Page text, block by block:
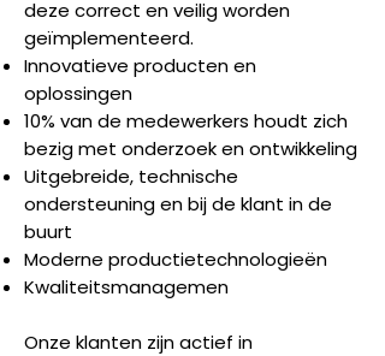
deze correct en veilig worden
geïmplementeerd.
Innovatieve producten en
oplossingen
10% van de medewerkers houdt zich
bezig met onderzoek en ontwikkeling
Uitgebreide, technische
ondersteuning en bij de klant in de
buurt
Moderne productietechnologieën
Kwaliteitsmanagemen
Onze klanten zijn actief in